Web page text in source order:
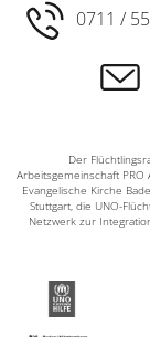
0711 /
Der
Arbeitsgemeinschaft
Evangelische Kirche
Stuttgart, die UNO-
Netzwerk zur